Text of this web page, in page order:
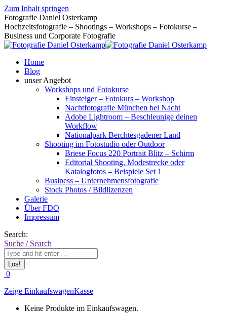
Zum Inhalt springen
Fotografie Daniel Osterkamp
Hochzeitsfotografie – Shootings – Workshops – Fotokurse –
Business und Corporate Fotografie
Home
Blog
unser Angebot
Workshops und Fotokurse
Einsteiger – Fotokurs – Workshop
Nachtfotografie München bei Nacht
Adobe Lightroom – Beschleunige deinen
Workflow
Nationalpark Berchtesgadener Land
Shooting im Fotostudio oder Outdoor
Briese Focus 220 Portrait Blitz – Schirm
Editorial Shooting, Modestrecke oder
Katalogfotos – Beispiele Set 1
Business – Unternehmensfotografie
Stock Photos / Bildlizenzen
Galerie
Über FDO
Impressum
Search:
Suche / Search
0
Zeige EinkaufswagenKasse
Keine Produkte im Einkaufswagen.